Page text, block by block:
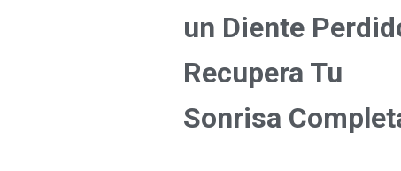
un Diente
Recupera Tu
Sonrisa